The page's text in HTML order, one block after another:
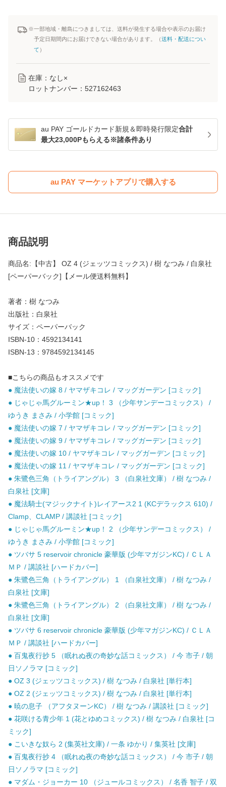
※一部地域・離島につきましては、送料が発生する場合や表示のお届け
予定日期間内にお届けできない場合があります。（送料・配送につい
て ）
在庫：なし×
ロットナンバー： 527162463
au PAY ゴールドカード新規＆即時発行限定合計
最大23,000Pもらえる※諸条件あり
au PAY マーケットアプリで購入する
商品説明
商品名:【中古】 OZ 4 (ジェッツコミックス) / 樹 なつみ / 白泉社
[ペーパーバック]【メール便送料無料】
著者：樹 なつみ
出版社：白泉社
サイズ：ペーパーバック
ISBN-10：4592134141
ISBN-13：9784592134145
■こちらの商品もオススメです
● 魔法使いの嫁 8 / ヤマザキコレ / マッグガーデン [コミック]
● じゃじゃ馬グルーミン★up！ 3 （少年サンデーコミックス） /
ゆうき まさみ / 小学館 [コミック]
● 魔法使いの嫁 7 / ヤマザキコレ / マッグガーデン [コミック]
● 魔法使いの嫁 9 / ヤマザキコレ / マッグガーデン [コミック]
● 魔法使いの嫁 10 / ヤマザキコレ / マッグガーデン [コミック]
● 魔法使いの嫁 11 / ヤマザキコレ / マッグガーデン [コミック]
● 朱鷺色三角（トライアングル） 3 （白泉社文庫） / 樹 なつみ /
白泉社 [文庫]
● 魔法騎士(マジックナイト)レイアース2 1 (KCデラックス 610) /
Clamp、CLAMP / 講談社 [コミック]
● じゃじゃ馬グルーミン★up！ 2 （少年サンデーコミックス） /
ゆうき まさみ / 小学館 [コミック]
● ツバサ 5 reservoir chronicle 豪華版 (少年マガジンKC) / ＣＬＡ
ＭＰ / 講談社 [ハードカバー]
● 朱鷺色三角（トライアングル） 1 （白泉社文庫） / 樹 なつみ /
白泉社 [文庫]
● 朱鷺色三角（トライアングル） 2 （白泉社文庫） / 樹 なつみ /
白泉社 [文庫]
● ツバサ 6 reservoir chronicle 豪華版 (少年マガジンKC) / ＣＬＡ
ＭＰ / 講談社 [ハードカバー]
● 百鬼夜行抄 5 （眠れぬ夜の奇妙な話コミックス） / 今 市子 / 朝
日ソノラマ [コミック]
● OZ 3 (ジェッツコミックス) / 樹 なつみ / 白泉社 [単行本]
● OZ 2 (ジェッツコミックス) / 樹 なつみ / 白泉社 [単行本]
● 暁の息子 （アフタヌーンKC） / 樹 なつみ / 講談社 [コミック]
● 花咲ける青少年 1 (花とゆめコミックス) / 樹 なつみ / 白泉社 [コ
ミック]
● こいきな奴ら 2 (集英社文庫) / 一条 ゆかり / 集英社 [文庫]
● 百鬼夜行抄 4 （眠れぬ夜の奇妙な話コミックス） / 今 市子 / 朝
日ソノラマ [コミック]
● マダム・ジョーカー 10 （ジュールコミックス） / 名香 智子 / 双